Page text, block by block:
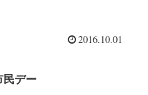
2016.10.01
民デー